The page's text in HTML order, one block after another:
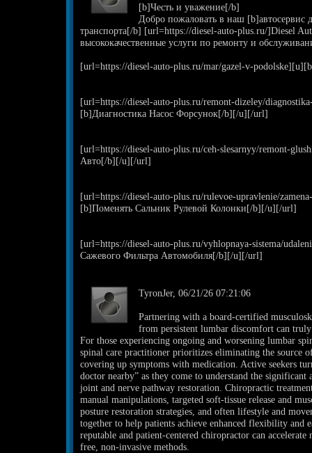
[b]Честь и уважение[/b]
Добро пожаловать в наш [b]автосервис
транспорта[/b] [url=https://diesel-auto-plus.ru/]Diesel
высококачественные услуги по ремонту и
[url=https://diesel-auto-plus.ru/mar/gazel-v-
[url=https://diesel-auto-plus.ru/remont-dizeley/
[b]Диагностика Насос Форсунок[/b][/u][/url]
[url=https://diesel-auto-plus.ru/ceh-slesarnyy/remont-
Авто[/b][/u][/url]
[url=https://diesel-auto-plus.ru/rulevoe-upravlenie/
[b]Поменять Сальник Рулевой Колонки[/b][/u][/url]
[url=https://diesel-auto-plus.ru/vyhlopnaya-sistema/
Сажевого Фильтра Автомобиля[/b][/u][/url]
TyronJer, 06/21/26 07:21:06
Partnering with a board-certified
from persistent lumbar discomfort can
For those experiencing ongoing and worsening lumbar
spinal care practitioner prioritizes eliminating the source
covering up symptoms with medication. Active seekers
doctor nearby” as they come to understand the significant
joint and nerve pathway restoration. Chiropractic
manual manipulations, targeted soft-tissue release and
posture restoration strategies, and often lifestyle and
together to help patients achieve enhanced flexibility and
reputable and patient-centered chiropractor can
free, non-invasive methods.